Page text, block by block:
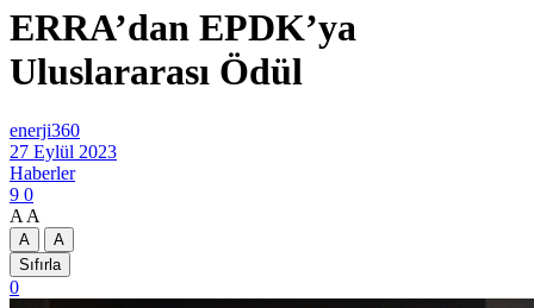
ERRA’dan EPDK’ya
Uluslararası Ödül
enerji360
27 Eylül 2023
Haberler
9 0
A A
A
A
Sıfırla
0